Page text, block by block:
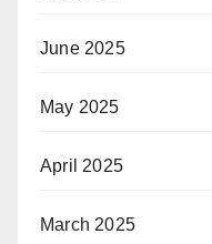
June 2025
May 2025
April 2025
March 2025